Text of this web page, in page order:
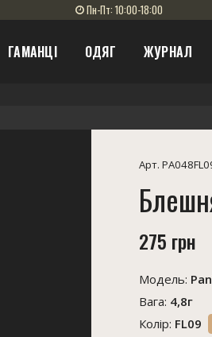
Пн-Пт: 10:00-18:00
ГАМАНЦІ ОДЯГ ЖУРНАЛ
Арт.
275 грн
Модель:
Вага: 4,8г
Колір: FL09